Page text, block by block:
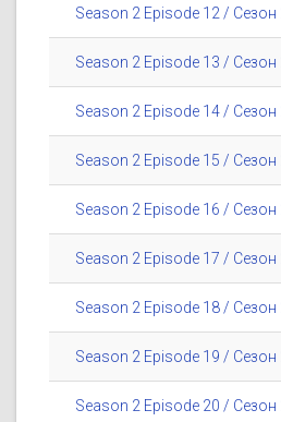
Season 2 Episode 12 / Сезон
Season 2 Episode 13 / Сезон
Season 2 Episode 14 / Сезон
Season 2 Episode 15 / Сезон
Season 2 Episode 16 / Сезон
Season 2 Episode 17 / Сезон
Season 2 Episode 18 / Сезон
Season 2 Episode 19 / Сезон
Season 2 Episode 20 / Сезон